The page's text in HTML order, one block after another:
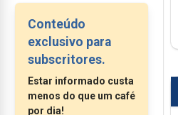
foram rastreados
cerca de 4 milhões e
218 mil recém-
nascidos, o que
permitiu o diagnóstico
de 2.678 doentes. Nos
Conteúdo
exclusivo para
subscritores.
Estar informado custa
menos do que um café
por dia!